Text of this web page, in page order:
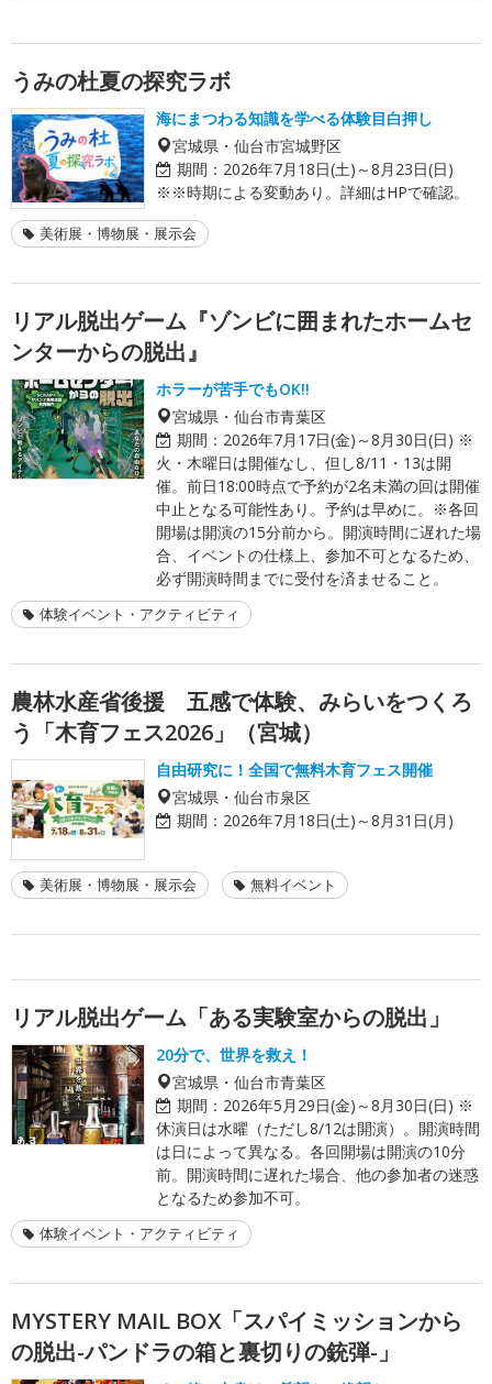
うみの杜夏の探究ラボ
海にまつわる知識を学べる体験目白押し
宮城県・仙台市宮城野区
期間： 2026年7月18日(土)～8月23日(日)
※※時期による変動あり。詳細はHPで確認。
美術展・博物展・展示会
リアル脱出ゲーム『ゾンビに囲まれたホームセ
ンターからの脱出』
ホラーが苦手でもOK!!
宮城県・仙台市青葉区
期間： 2026年7月17日(金)～8月30日(日) ※
火・木曜日は開催なし、但し8/11・13は開
催。前日18:00時点で予約が2名未満の回は開催
中止となる可能性あり。予約は早めに。※各回
開場は開演の15分前から。開演時間に遅れた場
合、イベントの仕様上、参加不可となるため、
必ず開演時間までに受付を済ませること。
体験イベント・アクティビティ
農林水産省後援 五感で体験、みらいをつくろ
う「木育フェス2026」（宮城）
自由研究に！全国で無料木育フェス開催
宮城県・仙台市泉区
期間： 2026年7月18日(土)～8月31日(月)
美術展・博物展・展示会 無料イベント
リアル脱出ゲーム「ある実験室からの脱出」
20分で、世界を救え！
宮城県・仙台市青葉区
期間： 2026年5月29日(金)～8月30日(日) ※
休演日は水曜（ただし8/12は開演）。開演時間
は日によって異なる。各回開場は開演の10分
前。開演時間に遅れた場合、他の参加者の迷惑
となるため参加不可。
体験イベント・アクティビティ
MYSTERY MAIL BOX「スパイミッションから
の脱出-パンドラの箱と裏切りの銃弾-」